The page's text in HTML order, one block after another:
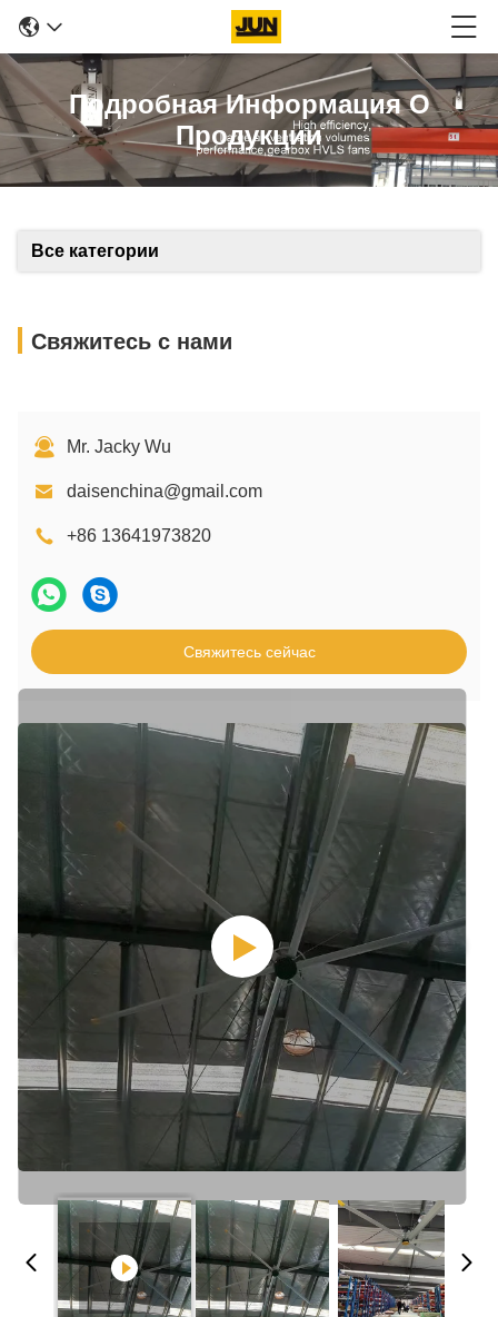
Подробная Информация О
Продукции
Все категории
Свяжитесь с нами
Mr. Jacky Wu
daisenchina@gmail.com
+86 13641973820
Свяжитесь сейчас